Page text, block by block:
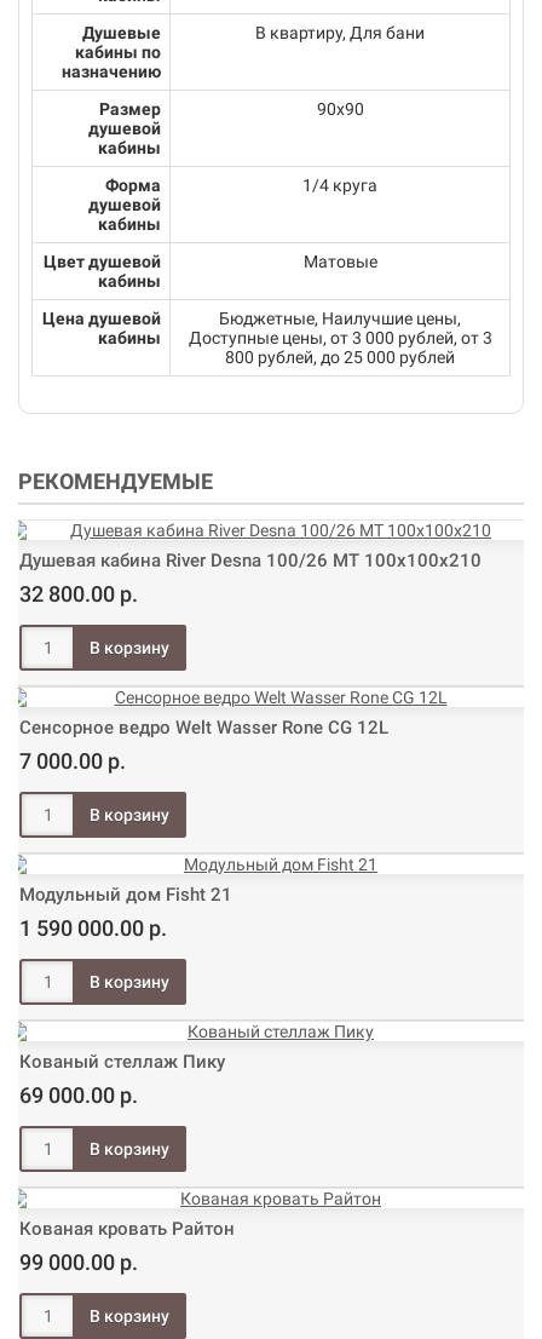
Душевые
кабины по
назначению
В квартиру, Для бани
Размер
душевой
кабины
90х90
Форма
душевой
кабины
1/4 круга
Цвет душевой
кабины
Матовые
Цена душевой
кабины
Бюджетные, Наилучшие цены,
Доступные цены, от 3 000 рублей, от 3
800 рублей, до 25 000 рублей
РЕКОМЕНДУЕМЫЕ
Душевая кабина River Desna 100/26 МТ 100х100х210
32 800.00 р.
Сенсорное ведро Welt Wasser Rone CG 12L
7 000.00 р.
Модульный дом Fisht 21
1 590 000.00 р.
Кованый стеллаж Пику
69 000.00 р.
Кованая кровать Райтон
99 000.00 р.